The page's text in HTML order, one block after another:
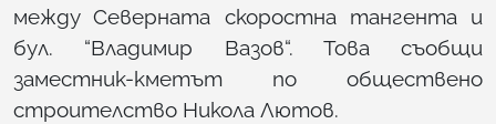
между Северната скоростна тангента и
бул. “Владимир Вазов“. Това съобщи
заместник-кметът по обществено
строителство Никола Лютов.